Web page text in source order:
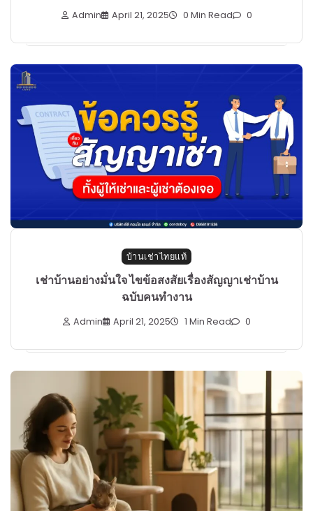
Admin April 21, 2025 0 Min Read 0
บ้านเช่าไทยแท้
เช่าบ้านอย่างมั่นใจ ไขข้อสงสัยเรื่องสัญญาเช่าบ้าน
ฉบับคนทำงาน
Admin April 21, 2025 1 Min Read 0